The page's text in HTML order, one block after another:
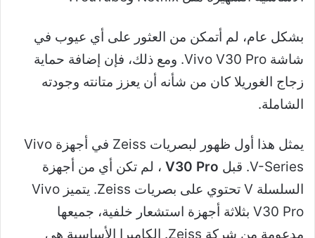
بشكل عام، لم أتمكن من العثور على أي عيوب في
شاشة Vivo V30 Pro. ومع ذلك، فإن إضافة حماية
زجاج الغوريلا كان من شأنه أن يعزز متانته وجودته
الشاملة.
يمثل هذا أول ظهور لبصريات Zeiss في أجهزة Vivo
V-Series. قبل
V30 Pro ، لم تكن أي من أجهزة
السلسلة V تحتوي على بصريات Zeiss. يتميز Vivo
V30 Pro بثلاثة أجهزة استشعار خلفية، جميعها
مدعومة من شركة Zeiss. الكاميرا الأساسية هي